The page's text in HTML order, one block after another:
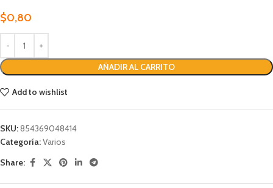
$0,80
AÑADIR AL CARRITO
Add to wishlist
SKU:854369048414
Categoría:Varios
Share: